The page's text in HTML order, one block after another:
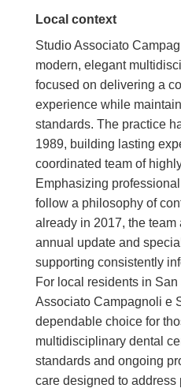
Local context
Studio Associato
modern, elegant
focused on delivering a
experience while
standards. The practice
1989, building lasting
coordinated team of
Emphasizing
follow a philosophy of
already in 2017, the
annual update and
supporting consistently
For local residents in
Associato Campagnoli e
dependable choice for
multidisciplinary dental
standards and ongoing
care designed to address